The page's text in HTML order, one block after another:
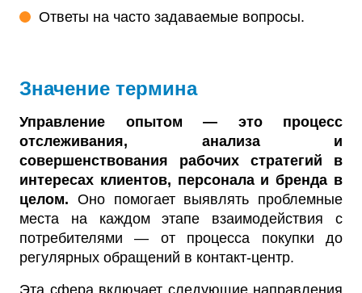
Ответы на часто задаваемые вопросы.
Значение термина
Управление опытом — это процесс
отслеживания, анализа и
совершенствования рабочих стратегий в
интересах клиентов, персонала и бренда в
целом. Оно помогает выявлять проблемные
места на каждом этапе взаимодействия с
потребителями — от процесса покупки до
регулярных обращений в контакт-центр.
Эта сфера включает следующие направления